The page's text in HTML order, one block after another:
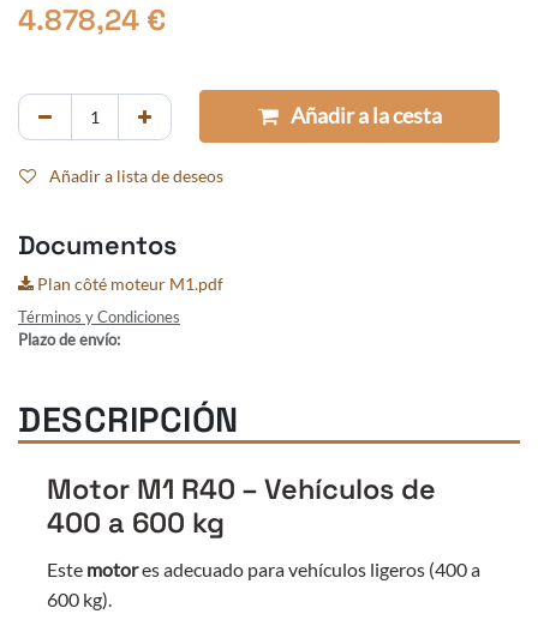
4.878,24 €
Añadir a la cesta
Añadir a lista de deseos
Documentos
Plan côté moteur M1.pdf
Términos y Condiciones
Plazo de envío:
DESCRIPCIÓN
Motor M1 R40 – Vehículos de
400 a 600 kg
Este motores adecuado para vehículos ligeros (400 a
600 kg).